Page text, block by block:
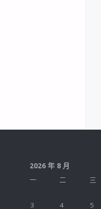
2026 年 8 月
一
二 三
3
4 5